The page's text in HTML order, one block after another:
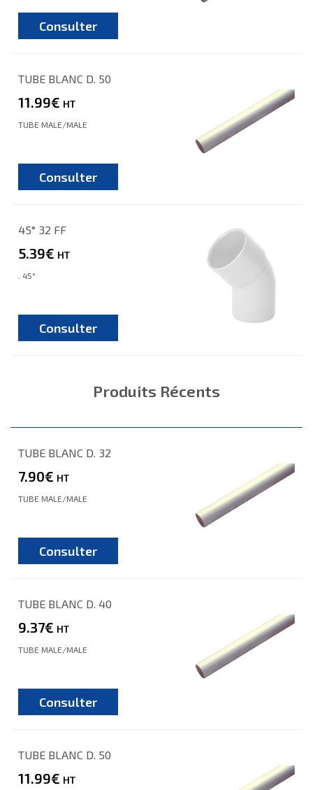
Consulter
TUBE BLANC D. 50
11.99€ HT
TUBE MALE/MALE
Consulter
45° 32 FF
5.39€ HT
. 45°
Consulter
Produits Récents
TUBE BLANC D. 32
7.90€ HT
TUBE MALE/MALE
Consulter
TUBE BLANC D. 40
9.37€ HT
TUBE MALE/MALE
Consulter
TUBE BLANC D. 50
11.99€ HT